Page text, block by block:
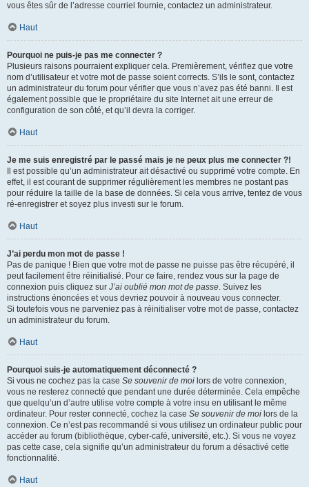
vous êtes sûr de l’adresse courriel fournie, contactez un administrateur.
Haut
Pourquoi ne puis-je pas me connecter ?
Plusieurs raisons pourraient expliquer cela. Premièrement, vérifiez que votre
nom d’utilisateur et votre mot de passe soient corrects. S’ils le sont, contactez
un administrateur du forum pour vérifier que vous n’avez pas été banni. Il est
également possible que le propriétaire du site Internet ait une erreur de
configuration de son côté, et qu’il devra la corriger.
Haut
Je me suis enregistré par le passé mais je ne peux plus me connecter ?!
Il est possible qu’un administrateur ait désactivé ou supprimé votre compte. En
effet, il est courant de supprimer régulièrement les membres ne postant pas
pour réduire la taille de la base de données. Si cela vous arrive, tentez de vous
ré-enregistrer et soyez plus investi sur le forum.
Haut
J’ai perdu mon mot de passe !
Pas de panique ! Bien que votre mot de passe ne puisse pas être récupéré, il
peut facilement être réinitialisé. Pour ce faire, rendez vous sur la page de
connexion puis cliquez sur J’ai oublié mon mot de passe. Suivez les
instructions énoncées et vous devriez pouvoir à nouveau vous connecter.
Si toutefois vous ne parveniez pas à réinitialiser votre mot de passe, contactez
un administrateur du forum.
Haut
Pourquoi suis-je automatiquement déconnecté ?
Si vous ne cochez pas la case Se souvenir de moi lors de votre connexion,
vous ne resterez connecté que pendant une durée déterminée. Cela empêche
que quelqu’un d’autre utilise votre compte à votre insu en utilisant le même
ordinateur. Pour rester connecté, cochez la case Se souvenir de moi lors de la
connexion. Ce n’est pas recommandé si vous utilisez un ordinateur public pour
accéder au forum (bibliothèque, cyber-café, université, etc.). Si vous ne voyez
pas cette case, cela signifie qu’un administrateur du forum a désactivé cette
fonctionnalité.
Haut